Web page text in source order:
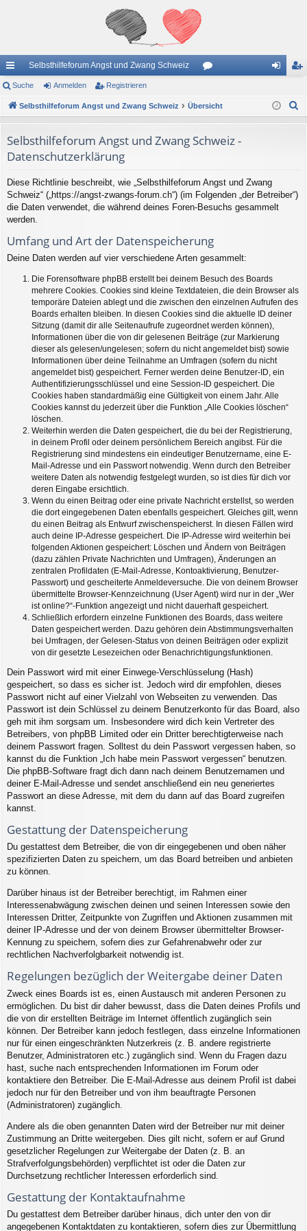
ch
ne
ug
Selbsthilfeforum Angst und Zwang Schweiz
en m ist
Suche Anmelden Registrieren
Selbsthilfeforum Angst und Zwang Schweiz Übersicht
Selbsthilfeforum Angst und Zwang Schweiz -
Datenschutzerklärung
Diese Richtlinie beschreibt, wie „Selbsthilfeforum Angst und Zwang
Schweiz“ („https://angst-zwangs-forum.ch“) (im Folgenden „der Betreiber“)
die Daten verwendet, die während deines Foren-Besuchs gesammelt
werden.
Umfang und Art der Datenspeicherung
Deine Daten werden auf vier verschiedene Arten gesammelt:
Die Forensoftware phpBB erstellt bei deinem Besuch des Boards
mehrere Cookies. Cookies sind kleine Textdateien, die dein Browser als
temporäre Dateien ablegt und die zwischen den einzelnen Aufrufen des
Boards erhalten bleiben. In diesen Cookies sind die aktuelle ID deiner
Sitzung (damit dir alle Seitenaufrufe zugeordnet werden können),
Informationen über die von dir gelesenen Beiträge (zur Markierung
dieser als gelesen/ungelesen; sofern du nicht angemeldet bist) sowie
Informationen über deine Teilnahme an Umfragen (sofern du nicht
angemeldet bist) gespeichert. Ferner werden deine Benutzer-ID, ein
Authentifizierungsschlüssel und eine Session-ID gespeichert. Die
Cookies haben standardmäßig eine Gültigkeit von einem Jahr. Alle
Cookies kannst du jederzeit über die Funktion „Alle Cookies löschen“
löschen.
Weiterhin werden die Daten gespeichert, die du bei der Registrierung,
in deinem Profil oder deinem persönlichem Bereich angibst. Für die
Registrierung sind mindestens ein eindeutiger Benutzername, eine E-
Mail-Adresse und ein Passwort notwendig. Wenn durch den Betreiber
weitere Daten als notwendig festgelegt wurden, so ist dies für dich vor
deren Eingabe ersichtlich.
Wenn du einen Beitrag oder eine private Nachricht erstellst, so werden
die dort eingegebenen Daten ebenfalls gespeichert. Gleiches gilt, wenn
du einen Beitrag als Entwurf zwischenspeicherst. In diesen Fällen wird
auch deine IP-Adresse gespeichert. Die IP-Adresse wird weiterhin bei
folgenden Aktionen gespeichert: Löschen und Ändern von Beiträgen
(dazu zählen Private Nachrichten und Umfragen), Änderungen an
zentralen Profildaten (E-Mail-Adresse, Kontoaktivierung, Benutzer-
Passwort) und gescheiterte Anmeldeversuche. Die von deinem Browser
übermittelte Browser-Kennzeichnung (User Agent) wird nur in der „Wer
ist online?“-Funktion angezeigt und nicht dauerhaft gespeichert.
Schließlich erfordern einzelne Funktionen des Boards, dass weitere
Daten gespeichert werden. Dazu gehören dein Abstimmungsverhalten
bei Umfragen, der Gelesen-Status von deinen Beiträgen oder explizit
von dir gesetzte Lesezeichen oder Benachrichtigungsfunktionen.
Dein Passwort wird mit einer Einwege-Verschlüsselung (Hash)
gespeichert, so dass es sicher ist. Jedoch wird dir empfohlen, dieses
Passwort nicht auf einer Vielzahl von Webseiten zu verwenden. Das
Passwort ist dein Schlüssel zu deinem Benutzerkonto für das Board, also
geh mit ihm sorgsam um. Insbesondere wird dich kein Vertreter des
Betreibers, von phpBB Limited oder ein Dritter berechtigterweise nach
deinem Passwort fragen. Solltest du dein Passwort vergessen haben, so
kannst du die Funktion „Ich habe mein Passwort vergessen“ benutzen.
Die phpBB-Software fragt dich dann nach deinem Benutzernamen und
deiner E-Mail-Adresse und sendet anschließend ein neu generiertes
Passwort an diese Adresse, mit dem du dann auf das Board zugreifen
kannst.
Gestattung der Datenspeicherung
Du gestattest dem Betreiber, die von dir eingegebenen und oben näher
spezifizierten Daten zu speichern, um das Board betreiben und anbieten
zu können.
Darüber hinaus ist der Betreiber berechtigt, im Rahmen einer
Interessenabwägung zwischen deinen und seinen Interessen sowie den
Interessen Dritter, Zeitpunkte von Zugriffen und Aktionen zusammen mit
deiner IP-Adresse und der von deinem Browser übermittelter Browser-
Kennung zu speichern, sofern dies zur Gefahrenabwehr oder zur
rechtlichen Nachverfolgbarkeit notwendig ist.
Regelungen bezüglich der Weitergabe deiner Daten
Zweck eines Boards ist es, einen Austausch mit anderen Personen zu
ermöglichen. Du bist dir daher bewusst, dass die Daten deines Profils und
die von dir erstellten Beiträge im Internet öffentlich zugänglich sein
können. Der Betreiber kann jedoch festlegen, dass einzelne Informationen
nur für einen eingeschränkten Nutzerkreis (z. B. andere registrierte
Benutzer, Administratoren etc.) zugänglich sind. Wenn du Fragen dazu
hast, suche nach entsprechenden Informationen im Forum oder
kontaktiere den Betreiber. Die E-Mail-Adresse aus deinem Profil ist dabei
jedoch nur für den Betreiber und von ihm beauftragte Personen
(Administratoren) zugänglich.
Andere als die oben genannten Daten wird der Betreiber nur mit deiner
Zustimmung an Dritte weitergeben. Dies gilt nicht, sofern er auf Grund
gesetzlicher Regelungen zur Weitergabe der Daten (z. B. an
Strafverfolgungsbehörden) verpflichtet ist oder die Daten zur
Durchsetzung rechtlicher Interessen erforderlich sind.
Gestattung der Kontaktaufnahme
Du gestattest dem Betreiber darüber hinaus, dich unter den von dir
angegebenen Kontaktdaten zu kontaktieren, sofern dies zur Übermittlung